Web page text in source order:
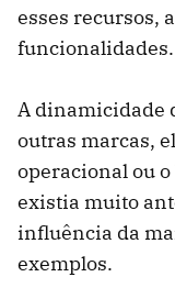
esses recursos,
funcionalidades.
A dinamicidade
outras marcas,
operacional ou
existia muito
influência da
exemplos.